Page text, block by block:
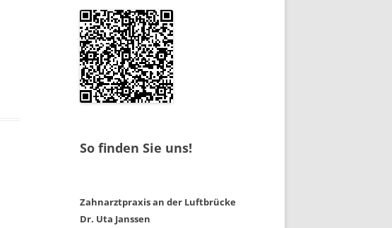
So finden Sie uns!
Zahnarztpraxis an der Luftbrücke
Dr. Uta Janssen